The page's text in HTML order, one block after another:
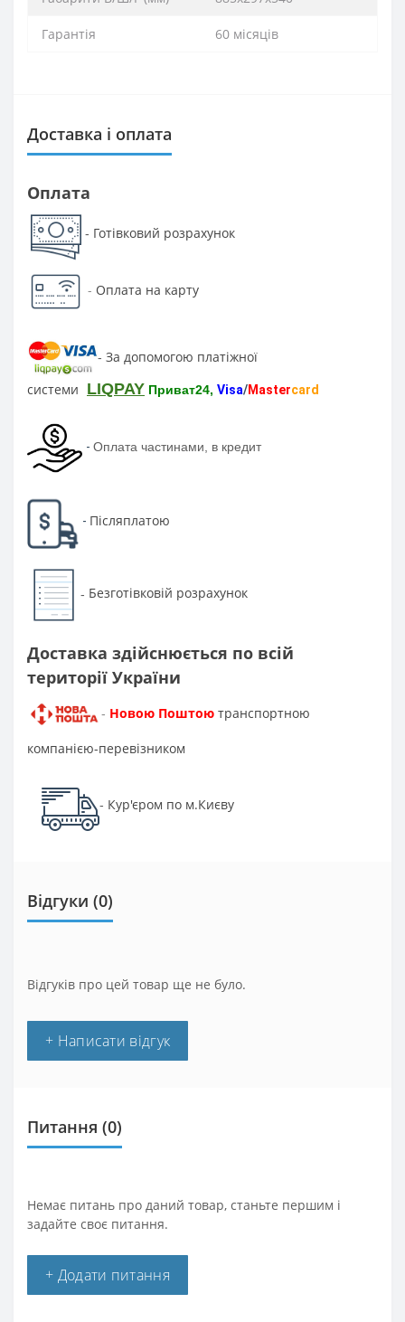
Гарантія 60 місяців
Доставка і оплата
Оплата
- Готівковий розрахунок
- Оплата на карту
- За допомогою платіжної
системи LIQPAY Приват24, Visa/Mastercard
- Оплата частинами, в кредит
- Післяплатою
- Безготівковій розрахунок
Доставка здійснюється по всій
території України
- Новою Поштою транспортною
компанією-перевізником
- Кур'єром по м.Києву
Відгуки (0)
Відгуків про цей товар ще не було.
+ Написати відгук
Питання (0)
Немає питань про даний товар, станьте першим і
задайте своє питання.
+ Додати питання